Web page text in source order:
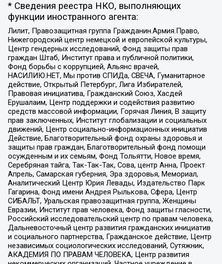
* Сведения реестра НКО, выполняющих
функции иностранного агента:
Лилит, Правозащитная группа Гражданин.Армия.Право,
Нижегородский центр немецкой и европейской культуры,
Центр гендерных исследований, Фонд защиты прав
граждан Штаб, Институт права и публичной политики,
Фонд борьбы с коррупцией, Альянс врачей,
НАСИЛИЮ.НЕТ, Мы против СПИДа, СВЕЧА, Гуманитарное
действие, Открытый Петербург, Лига Избирателей,
Правовая инициатива, Гражданский Союз, Хасдей
Ерушалаим, Центр поддержки и содействия развитию
средств массовой информации, Горячая Линия, В защиту
прав заключенных, Институт глобализации и социальных
движений, Центр социально-информационных инициатив
Действие, Благотворительный фонд охраны здоровья и
защиты прав граждан, Благотворительный фонд помощи
осужденным и их семьям, Фонд Тольятти, Новое время,
Серебряная тайга, Так-Так-Так, Сова, центр Анна, Проект
Апрель, Самарская губерния, Эра здоровья, Мемориал,
Аналитический Центр Юрия Левады, Издательство Парк
Гагарина, Фонд имени Андрея Рылькова, Сфера, Центр
СИБАЛЬТ, Уральская правозащитная группа, Женщины
Евразии, Институт прав человека, Фонд защиты гласности,
Российский исследовательский центр по правам человека,
Дальневосточный центр развития гражданских инициатив
и социального партнерства, Гражданское действие, Центр
независимых социологических исследований, Сутяжник,
АКАДЕМИЯ ПО ПРАВАМ ЧЕЛОВЕКА, Центр развития